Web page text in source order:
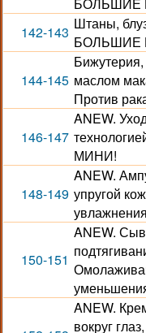
142-143 Штаны,
БОЛЬШИЕ
144-145 маслом
Против
146-147
ANEW.
МИНИ!
148-149
ANEW.
упругой
150-151
ANEW.
ANEW.
вокруг